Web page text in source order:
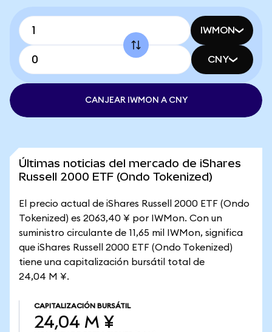
IWMON
CNY
CANJEAR IWMON A CNY
Últimas noticias del mercado de iShares
Russell 2000 ETF (Ondo Tokenized)
El precio actual de iShares Russell 2000 ETF (Ondo
Tokenized) es 2063,40 ¥ por IWMon. Con un
suministro circulante de 11,65 mil IWMon, significa
que iShares Russell 2000 ETF (Ondo Tokenized)
tiene una capitalización bursátil total de
24,04 M ¥.
CAPITALIZACIÓN BURSÁTIL
24,04 M ¥